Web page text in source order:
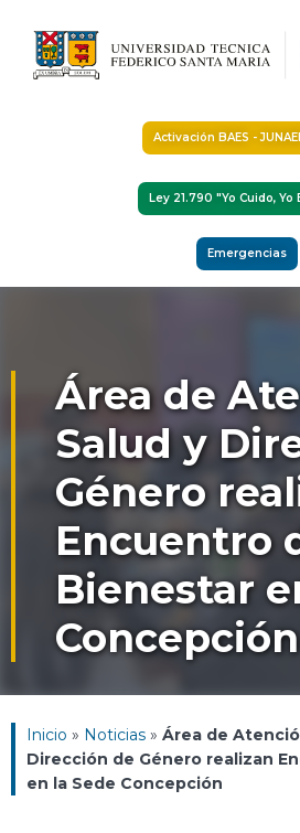
Activación BAES -
Ley 21.790 "Yo Cuido, Yo
Emergencias
Área de
Salud y
Género
Encuentro
Bienestar
Concepción
Inicio » Noticias » Área de
Dirección de Género realizan
en la Sede Concepción